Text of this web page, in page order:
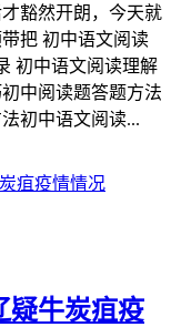
豁然开朗，今天就
把 初中语文阅读
初中语文阅读理解
中阅读题答题方法
初中语文阅读...
疑牛炭疽疫